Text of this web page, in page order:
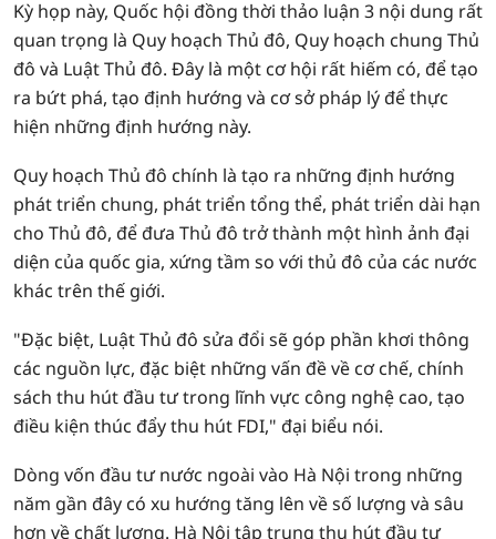
Kỳ họp này, Quốc hội đồng thời thảo luận 3 nội dung rất
quan trọng là Quy hoạch Thủ đô, Quy hoạch chung Thủ
đô và Luật Thủ đô. Đây là một cơ hội rất hiếm có, để tạo
ra bứt phá, tạo định hướng và cơ sở pháp lý để thực
hiện những định hướng này.
Quy hoạch Thủ đô chính là tạo ra những định hướng
phát triển chung, phát triển tổng thể, phát triển dài hạn
cho Thủ đô, để đưa Thủ đô trở thành một hình ảnh đại
diện của quốc gia, xứng tầm so với thủ đô của các nước
khác trên thế giới.
"Đặc biệt, Luật Thủ đô sửa đổi sẽ góp phần khơi thông
các nguồn lực, đặc biệt những vấn đề về cơ chế, chính
sách thu hút đầu tư trong lĩnh vực công nghệ cao, tạo
điều kiện thúc đẩy thu hút FDI," đại biểu nói.
Dòng vốn đầu tư nước ngoài vào Hà Nội trong những
năm gần đây có xu hướng tăng lên về số lượng và sâu
hơn về chất lượng. Hà Nội tập trung thu hút đầu tư